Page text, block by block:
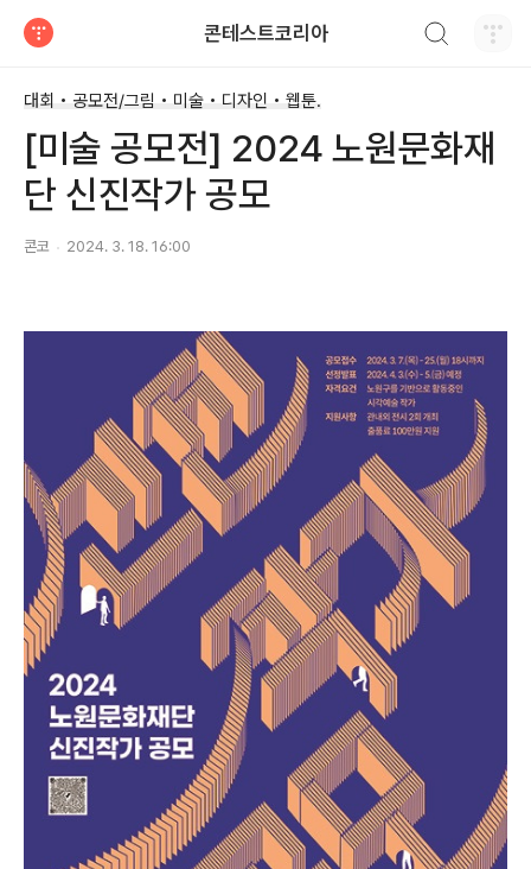
콘테스트코리아
대회 • 공모전/그림 • 미술 • 디자인 • 웹툰.
[미술 공모전] 2024 노원문화재
단 신진작가 공모
콘코 2024. 3. 18. 16:00